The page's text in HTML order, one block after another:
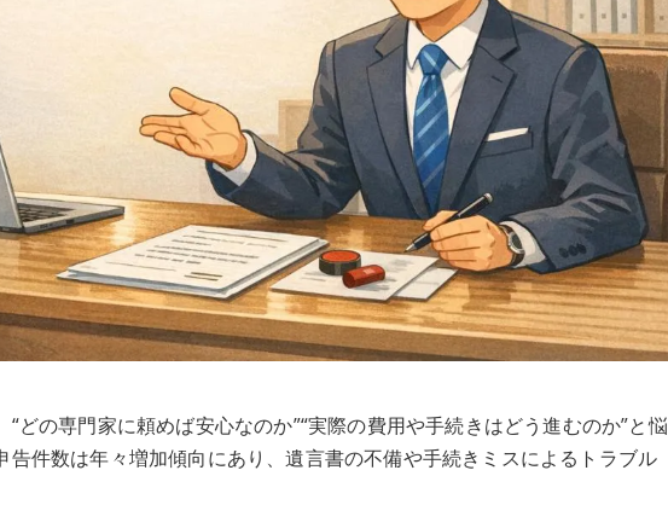
どの専門家に頼めば安心なのか”“実際の費用や手続きはどう進むのか”と悩
件数は年々増加傾向にあり、遺言書の不備や手続きミスによるトラブル